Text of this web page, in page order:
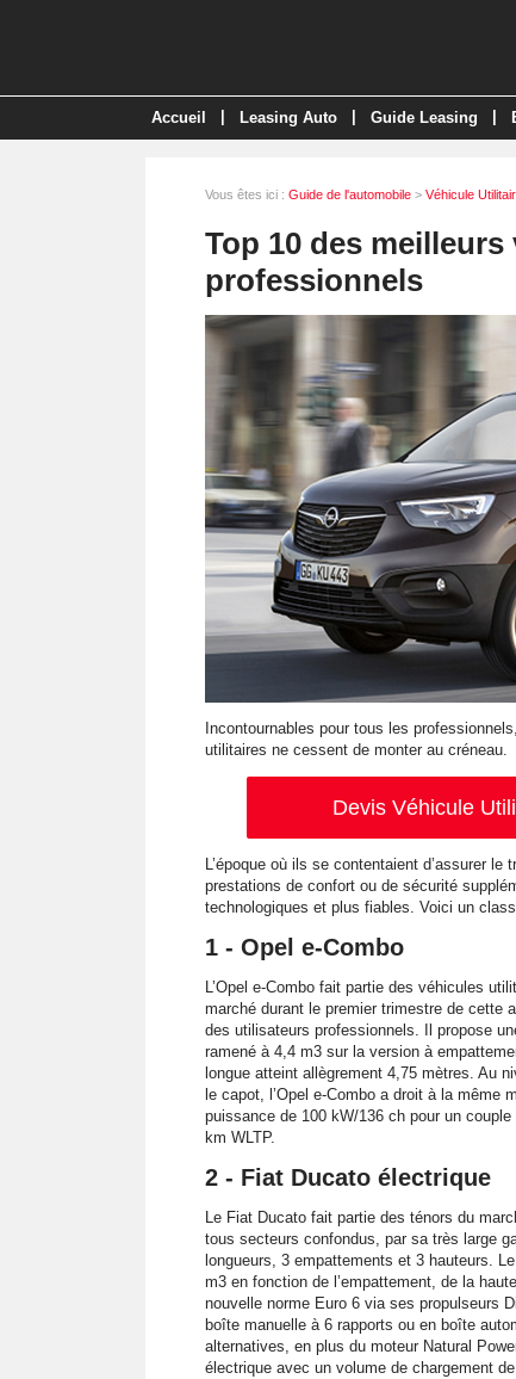
Accueil Leasing Auto Guide Leasing
Vous êtes ici : Guide de l'automobile > Véhicule
Top 10 des
professionnels
Incontournables pour tous les
utilitaires ne cessent de monter au créneau.
Devis Véhicule
L’époque où ils se contentaient d’assurer
prestations de confort ou de sécurité
technologiques et plus fiables. Voici un
1 - Opel e-Combo
L’Opel e-Combo fait partie des véhicules
marché durant le premier trimestre de cette
des utilisateurs professionnels. Il propose
ramené à 4,4 m3 sur la version à
longue atteint allègrement 4,75 mètres. Au
le capot, l’Opel e-Combo a droit à la même
puissance de 100 kW/136 ch pour un
km WLTP.
2 - Fiat Ducato électrique
Le Fiat Ducato fait partie des ténors du
tous secteurs confondus, par sa très large
longueurs, 3 empattements et 3 hauteurs.
m3 en fonction de l’empattement, de la
nouvelle norme Euro 6 via ses propulseurs
boîte manuelle à 6 rapports ou en boîte
alternatives, en plus du moteur Natural
électrique avec un volume de chargement